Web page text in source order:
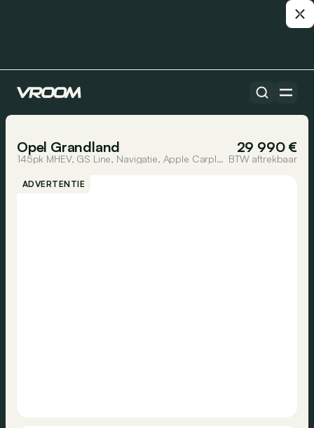
Alle auto’s
Opel Grandland 29 990 €
145pk MHEV, GS Line, Navigatie, Apple Carplay, Android Auto, 4x Camera, Dode hoek. BTW aftrekbaar
ADVERTENTIE